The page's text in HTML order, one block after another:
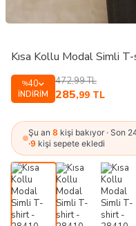
Kısa Kollu Modal Simli
%40
İNDIRIM
472,99TL
285,99 TL
Şu an 8 kişi bakıyor · Son
·9 kişi sepete ekledi